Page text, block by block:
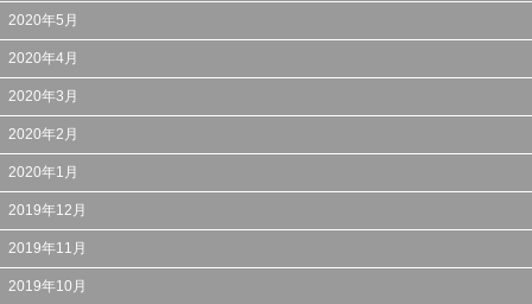
2020年5月
2020年4月
2020年3月
2020年2月
2020年1月
2019年12月
2019年11月
2019年10月